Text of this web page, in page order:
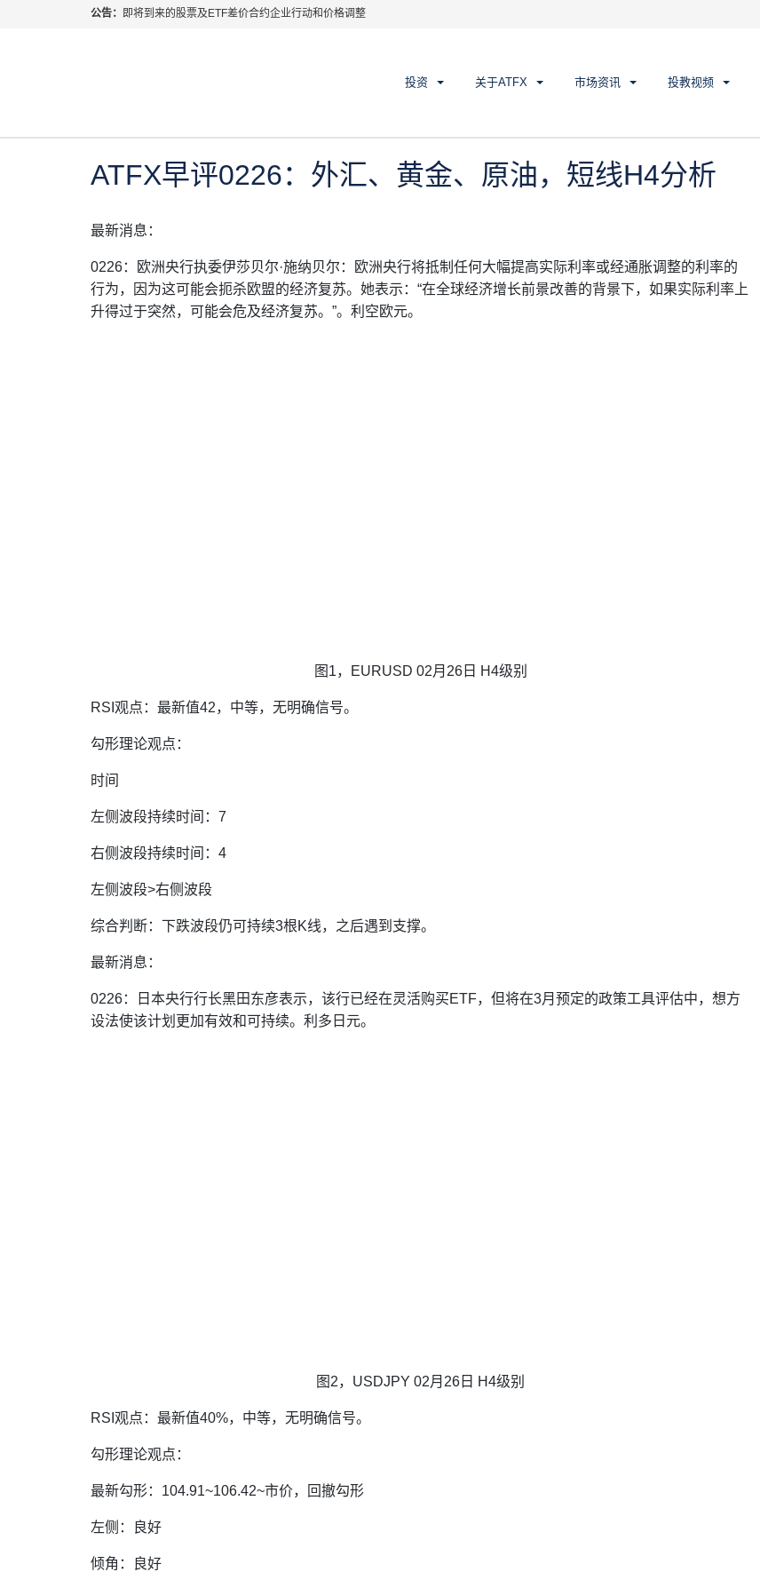
公告： 即将到来的股票及ETF差价合约企业行动和价格调整
投资 关于ATFX 市场资讯 投教视频
ATFX早评0226：外汇、黄金、原油，短线H4分析
最新消息：
0226：欧洲央行执委伊莎贝尔·施纳贝尔：欧洲央行将抵制任何大幅提高实际利率或经通胀调整的利率的
行为，因为这可能会扼杀欧盟的经济复苏。她表示：“在全球经济增长前景改善的背景下，如果实际利率上
升得过于突然，可能会危及经济复苏。”。利空欧元。
图1，EURUSD 02月26日 H4级别
RSI观点：最新值42，中等，无明确信号。
勾形理论观点：
时间
左侧波段持续时间：7
右侧波段持续时间：4
左侧波段>右侧波段
综合判断：下跌波段仍可持续3根K线，之后遇到支撑。
最新消息：
0226：日本央行行长黑田东彦表示，该行已经在灵活购买ETF，但将在3月预定的政策工具评估中，想方
设法使该计划更加有效和可持续。利多日元。
图2，USDJPY 02月26日 H4级别
RSI观点：最新值40%，中等，无明确信号。
勾形理论观点：
最新勾形：104.91~106.42~市价，回撤勾形
左侧：良好
倾角：良好